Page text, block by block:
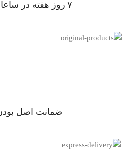
۷ روز ﻫﻔﺘﻪ در ساعات کاری
ﺿﻤﺎﻧﺖ اﺻﻞ ﺑﻮدن